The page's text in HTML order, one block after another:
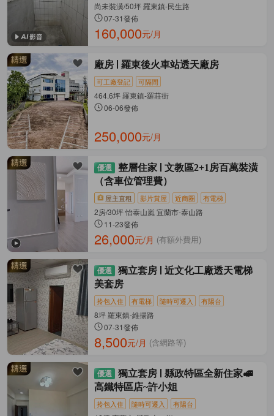
尚未裝潢/50坪 羅東鎮-民生路
07-31發佈
160,000元/月
廠房 羅東後火車站透天廠房
可工廠登記 可隔間
464.6坪 羅東鎮-羅莊街
06-06發佈
250,000元/月
整層住家
文教區2+1房百萬裝潢
（含車位管理費）
屋主直租 影片賞屋 近商圈 有電梯
2房/30坪 怡泰山嵐 宜蘭市-泰山路
11-23發佈
26,000元/月 (有額外費用)
獨立套房
近文化工廠透天電梯
美套房
拎包入住 有電梯 隨時可遷入 有陽台
8坪 羅東鎮-維揚路
07-31發佈
8,500元/月 (含網路等)
獨立套房
縣政特區全新住家🚅
高鐵特區店~許小姐
拎包入住 隨時可遷入 有陽台